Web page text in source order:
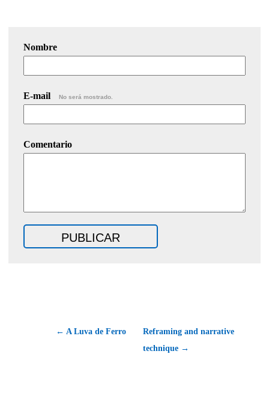
Nombre
E-mail No será mostrado.
Comentario
← A Luva de Ferro
Reframing and narrative
technique →